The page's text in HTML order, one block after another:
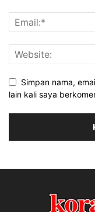
Simpan nama,
lain kali saya